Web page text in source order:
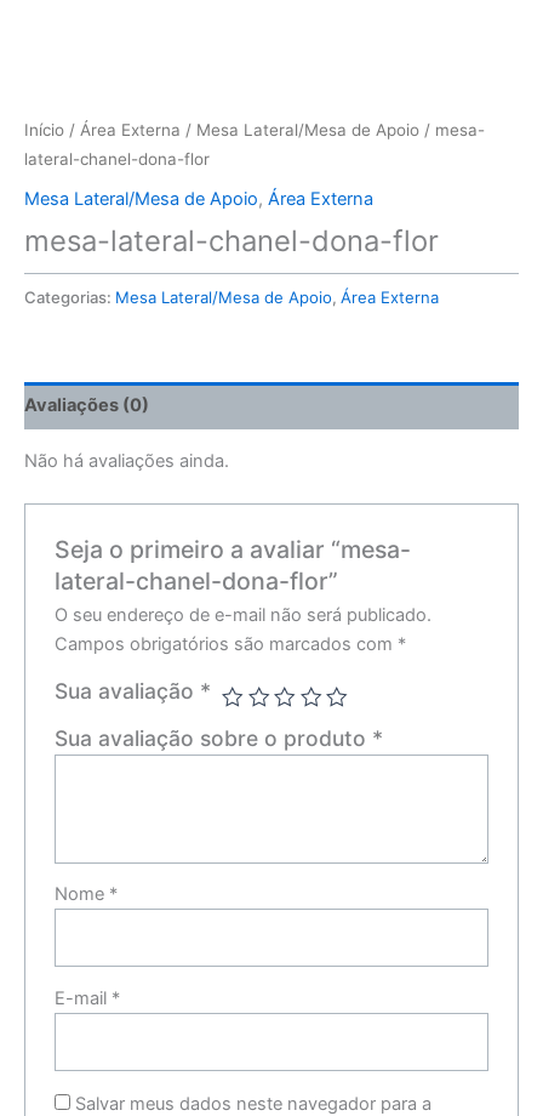
Início / Área Externa / Mesa Lateral/Mesa de Apoio / mesa-
lateral-chanel-dona-flor
Mesa Lateral/Mesa de Apoio, Área Externa
mesa-lateral-chanel-dona-flor
Categorias: Mesa Lateral/Mesa de Apoio, Área Externa
Avaliações (0)
Não há avaliações ainda.
Seja o primeiro a avaliar “mesa-
lateral-chanel-dona-flor”
O seu endereço de e-mail não será publicado.
Campos obrigatórios são marcados com *
Sua avaliação *
Sua avaliação sobre o produto *
Nome *
E-mail *
Salvar meus dados neste navegador para a